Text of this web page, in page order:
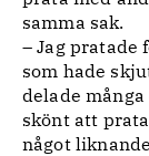
samma sak.
– Jag pratade
som hade
delade
skönt att
något